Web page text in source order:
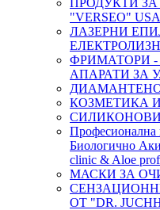
"VERSEO" USA
ЛАЗЕРНИ
ФРИМАТОРИ -
АПАРАТИ ЗА
КОЗМЕТИКА
Професионална
Биологично
clinic & Aloe
МАСКИ ЗА
ОТ "DR.